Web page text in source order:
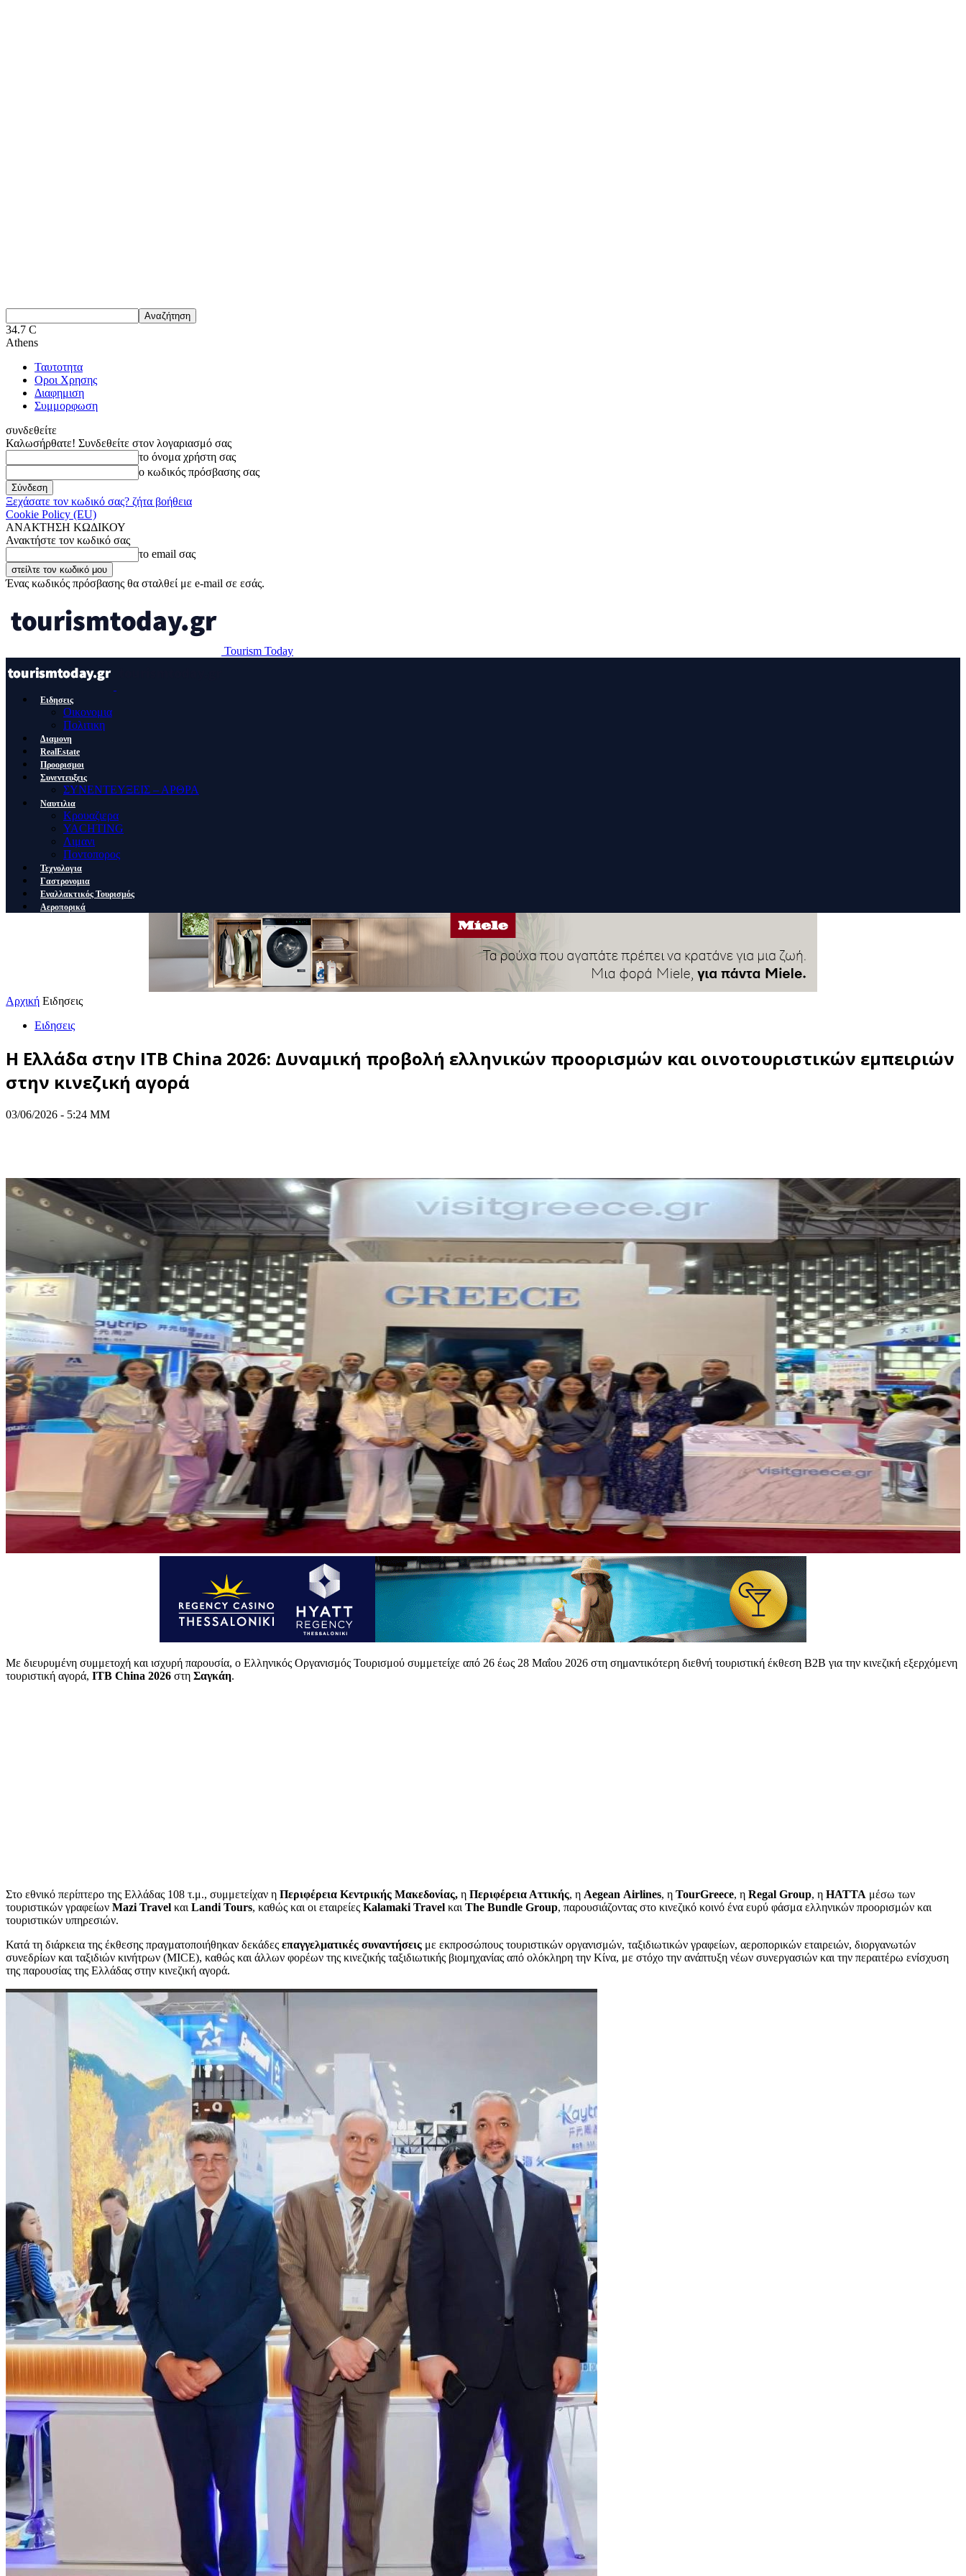
34.7 C
Athens
Ταυτοτητα
Οροι Χρησης
Διαφημιση
Συμμορφωση
συνδεθείτε
Καλωσήρθατε! Συνδεθείτε στον λογαριασμό σας
το όνομα χρήστη σας
ο κωδικός πρόσβασης σας
Ξεχάσατε τον κωδικό σας? ζήτα βοήθεια
Cookie Policy (EU)
ΑΝΑΚΤΗΣΗ ΚΩΔΙΚΟΥ
Ανακτήστε τον κωδικό σας
το email σας
Ένας κωδικός πρόσβασης θα σταλθεί με e-mail σε εσάς.
Tourism Today
Ειδησεις
Οικονομια
Πολιτικη
Διαμονη
RealEstate
Προορισμοι
Συνεντευξεις
ΣΥΝΕΝΤΕΥΞΕΙΣ – ΑΡΘΡΑ
Ναυτιλια
Κρουαζιερα
YACHTING
Λιμανι
Ποντοπορος
Τεχνολογια
Γαστρονομια
Εναλλακτικός Τουρισμός
Αεροπορικά
Αρχική Ειδησεις
Ειδησεις
Η Ελλάδα στην ITB China 2026: Δυναμική προβολή ελληνικών προορισμών και οινοτουριστικών εμπειριών
στην κινεζική αγορά
03/06/2026 - 5:24 ΜΜ
Με διευρυμένη συμμετοχή και ισχυρή παρουσία, ο Ελληνικός Οργανισμός Τουρισμού συμμετείχε από 26 έως 28 Μαΐου 2026 στη σημαντικότερη διεθνή τουριστική έκθεση Β2Β για την κινεζική εξερχόμενη
τουριστική αγορά, ITB China 2026 στη Σαγκάη.
Στο εθνικό περίπτερο της Ελλάδας 108 τ.μ., συμμετείχαν η Περιφέρεια Κεντρικής Μακεδονίας, η Περιφέρεια Αττικής, η Aegean Airlines, η TourGreece, η Regal Group, η HATTA μέσω των
τουριστικών γραφείων Mazi Travel και Landi Tours, καθώς και οι εταιρείες Kalamaki Travel και The Bundle Group, παρουσιάζοντας στο κινεζικό κοινό ένα ευρύ φάσμα ελληνικών προορισμών και
τουριστικών υπηρεσιών.
Κατά τη διάρκεια της έκθεσης πραγματοποιήθηκαν δεκάδες επαγγελματικές συναντήσεις με εκπροσώπους τουριστικών οργανισμών, ταξιδιωτικών γραφείων, αεροπορικών εταιρειών, διοργανωτών
συνεδρίων και ταξιδιών κινήτρων (MICE), καθώς και άλλων φορέων της κινεζικής ταξιδιωτικής βιομηχανίας από ολόκληρη την Κίνα, με στόχο την ανάπτυξη νέων συνεργασιών και την περαιτέρω ενίσχυση
της παρουσίας της Ελλάδας στην κινεζική αγορά.